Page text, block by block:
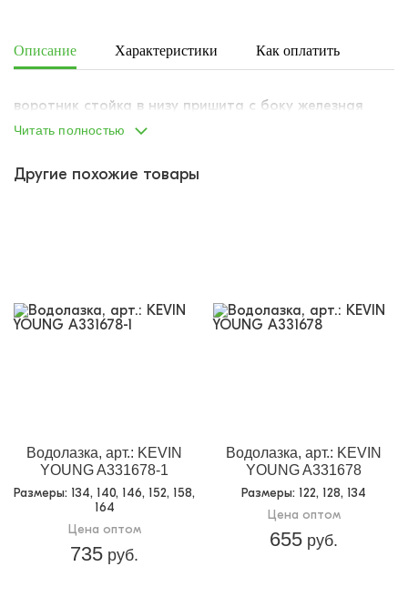
Описание Характеристики Как оплатить
воротник стойка в низу пришита с боку железная
Читать полностью
Другие похожие товары
Водолазка, арт.: KEVIN
YOUNG A331678-1
Размеры: 134, 140, 146, 152, 158,
164
Цена оптом
735 руб.
Водолазка, арт.: KEVIN
YOUNG A331678
Размеры: 122, 128, 134
Цена оптом
655 руб.